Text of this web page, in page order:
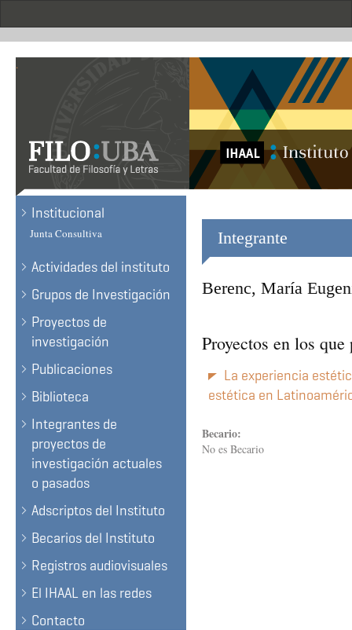
.
Institucional
Junta Consultiva
Actividades del instituto
Grupos de Investigación
Proyectos de
investigación
Publicaciones
Biblioteca
Integrantes de
proyectos de
investigación actuales
o pasados
Adscriptos del Instituto
Becarios del Instituto
Registros audiovisuales
El IHAAL en las redes
Contacto
Integrante
Berenc, María
Proyectos en los
La experiencia
estética en
Becario:
No es Becario